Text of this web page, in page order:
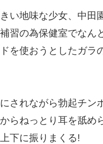
い地味な少女、中田
習の為保健室でな
を使おうとしたガ
されながら勃起チ
らねっとり耳を舐め
下に振りまくる!